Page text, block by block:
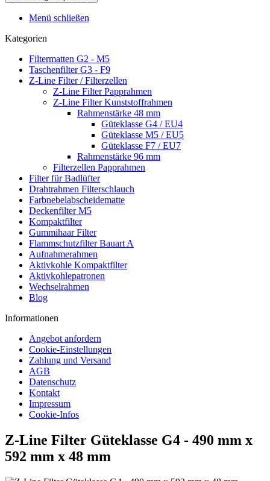
Menü schließen
Kategorien
Filtermatten G2 - M5
Taschenfilter G3 - F9
Z-Line Filter / Filterzellen
Z-Line Filter Papprahmen
Z-Line Filter Kunststoffrahmen
Rahmenstärke 48 mm
Güteklasse G4 / EU4
Güteklasse M5 / EU5
Güteklasse F7 / EU7
Rahmenstärke 96 mm
Filterzellen Papprahmen
Filter für Badlüfter
Drahtrahmen Filterschlauch
Farbnebelabscheidematte
Deckenfilter M5
Kompaktfilter
Gummihaar Filter
Flammschutzfilter Bauart A
Aufnahmerahmen
Aktivkohle Kompaktfilter
Aktivkohlepatronen
Wechselrahmen
Blog
Informationen
Angebot anfordern
Cookie-Einstellungen
Zahlung und Versand
AGB
Datenschutz
Kontakt
Impressum
Cookie-Infos
Z-Line Filter Güteklasse G4 - 490 mm x
592 mm x 48 mm